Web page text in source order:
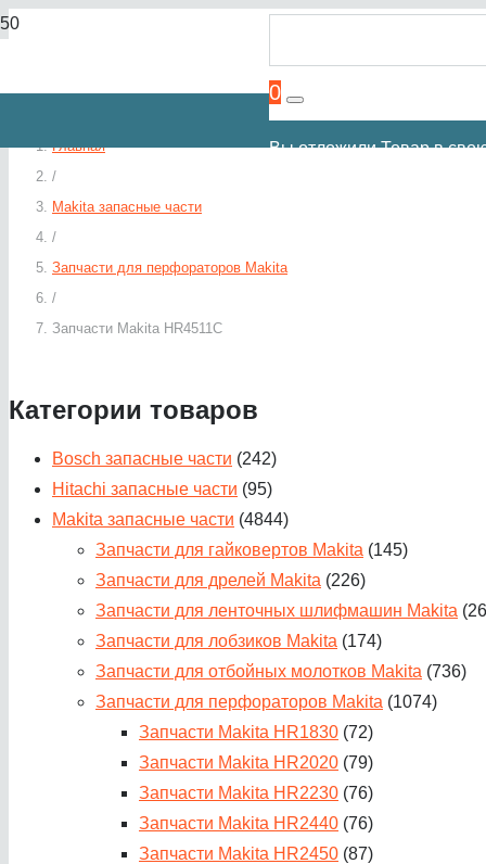
0
Вы отложилиТоварв
Главная
/
Makita запасные части
/
Запчасти для перфораторов Makita
/
Запчасти Makita HR4511C
Категории товаров
Bosch запасные части (242)
Hitachi запасные части (95)
Makita запасные части (4844)
Запчасти для гайковертов Makita (145)
Запчасти для дрелей Makita (226)
Запчасти для ленточных шлифмашин Makita
Запчасти для лобзиков Makita (174)
Запчасти для отбойных молотков Makita (736)
Запчасти для перфораторов Makita (1074)
Запчасти Makita HR1830 (72)
Запчасти Makita HR2020 (79)
Запчасти Makita HR2230 (76)
Запчасти Makita HR2440 (76)
Запчасти Makita HR2450 (87)